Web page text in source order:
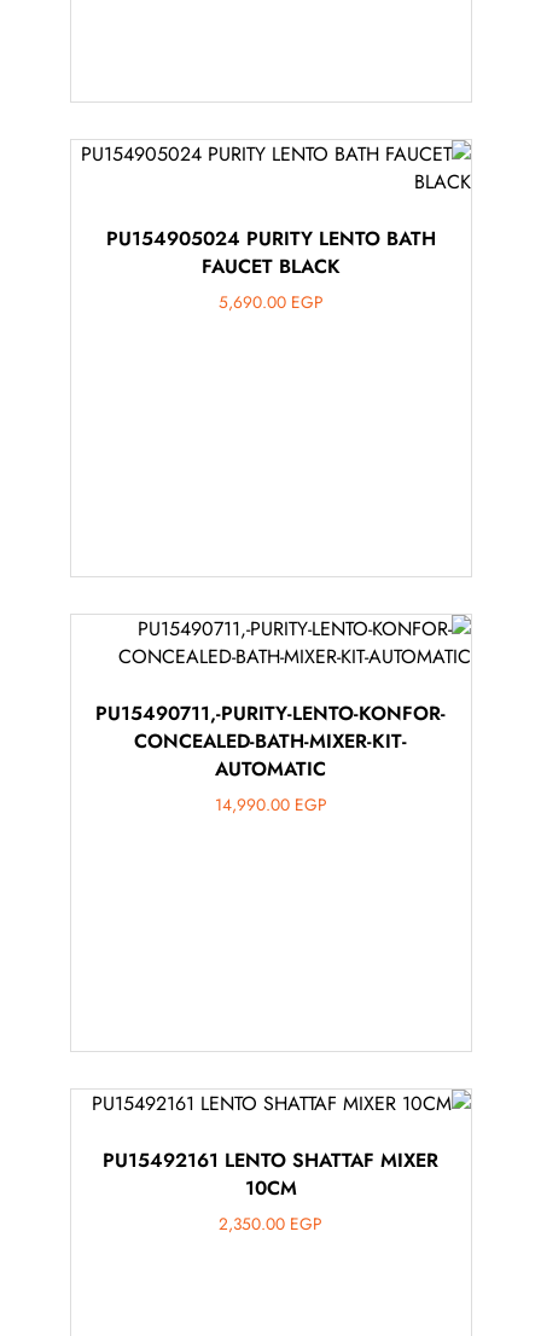
PU154905024 PURITY LENTO BATH
FAUCET BLACK
5,690.00 EGP
PU15490711,-PURITY-LENTO-KONFOR-
CONCEALED-BATH-MIXER-KIT-
AUTOMATIC
14,990.00 EGP
PU15492161 LENTO SHATTAF MIXER
10CM
2,350.00 EGP